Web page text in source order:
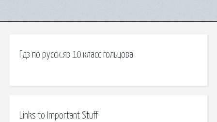
Гдз по русск.яз 10 класс гольцова
Links to Important Stuff